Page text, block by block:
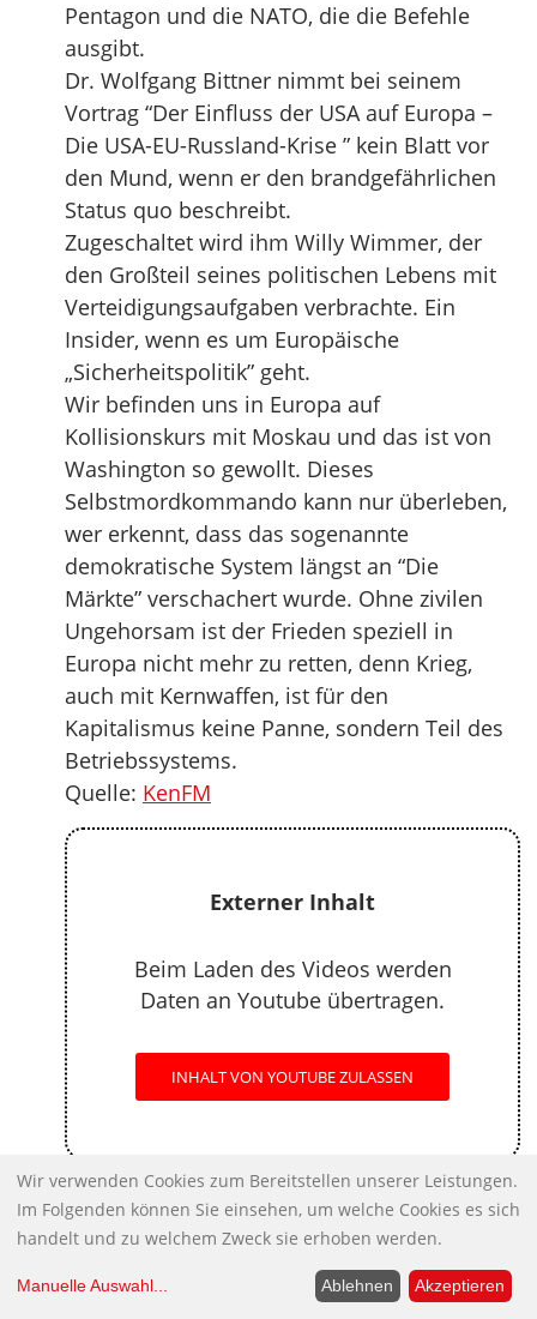
Pentagon und die NATO, die die Befehle
ausgibt.
Dr. Wolfgang Bittner nimmt bei seinem
Vortrag “Der Einfluss der USA auf Europa –
Die USA-EU-Russland-Krise ” kein Blatt vor
den Mund, wenn er den brandgefährlichen
Status quo beschreibt.
Zugeschaltet wird ihm Willy Wimmer, der
den Großteil seines politischen Lebens mit
Verteidigungsaufgaben verbrachte. Ein
Insider, wenn es um Europäische
„Sicherheitspolitik” geht.
Wir befinden uns in Europa auf
Kollisionskurs mit Moskau und das ist von
Washington so gewollt. Dieses
Selbstmordkommando kann nur überleben,
wer erkennt, dass das sogenannte
demokratische System längst an “Die
Märkte” verschachert wurde. Ohne zivilen
Ungehorsam ist der Frieden speziell in
Europa nicht mehr zu retten, denn Krieg,
auch mit Kernwaffen, ist für den
Kapitalismus keine Panne, sondern Teil des
Betriebssystems.
Quelle: KenFM
Externer Inhalt
Beim Laden des Videos werden
Daten an Youtube übertragen.
INHALT VON YOUTUBE ZULASSEN
Syrien
Wiederaufbau in Syrien: Nicht nur
das Lebenswerk verloren, sondern
auch die Söhne
Wir verwenden Cookies zum Bereitstellen unserer Leistungen.
Im Folgenden können Sie einsehen, um welche Cookies es sich
handelt und zu welchem Zweck sie erhoben werden.
Manuelle Auswahl... Ablehnen Akzeptieren